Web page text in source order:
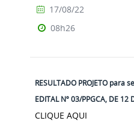
17/08/22
08h26
RESULTADO PROJETO
EDITAL Nº 03/PPGCA, DE 12
CLIQUE AQUI